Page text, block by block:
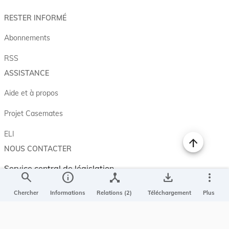
search
Chercher
info
Informations
device_hub
Relations (2)
save_alt
Téléchargement
more_vert
Plus
RESTER INFORMÉ
Abonnements
RSS
ASSISTANCE
Aide et à propos
Projet Casemates
ELI
NOUS CONTACTER
Service central de législation
5, rue Plaetis
L-2338 LUXEMBOURG